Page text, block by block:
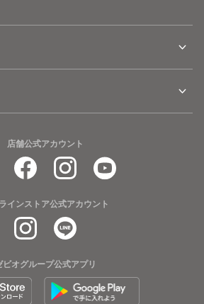
店舗公式アカウント
インストア公式アカウント
ビオグループ公式アプリ